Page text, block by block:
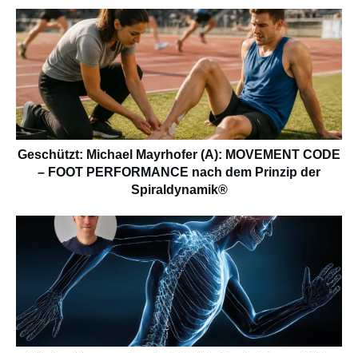
Geschützt: Michael Mayrhofer (A): MOVEMENT CODE
– FOOT PERFORMANCE nach dem Prinzip der
Spiraldynamik®